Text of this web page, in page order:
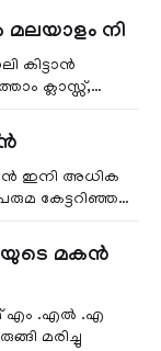
ആയുര്‍വേദ
ഒരേ
നി
കിട്ടാന്‍
ക്ലാസ്സ്‌,
സര്‍ക്കാര്‍
ഇനി അധിക
കേട്ടറിഞ്ഞ
മകന്‍
എം .എല്‍ .എ
മരിച്ചു